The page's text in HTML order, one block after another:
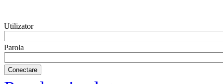
Utilizator
Parola